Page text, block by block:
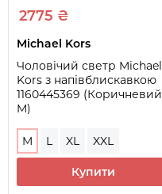
2775 ₴
Michael Kors
Чоловічий светр Michael
Kors з напівблискавкою
1160445369 (Коричневий
M)
M L XL XXL
Купити